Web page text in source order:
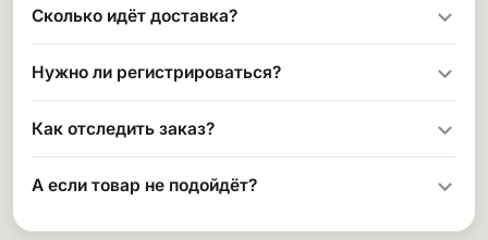
Сколько идёт доставка?
Нужно ли регистрироваться?
Как отследить заказ?
А если товар не подойдёт?